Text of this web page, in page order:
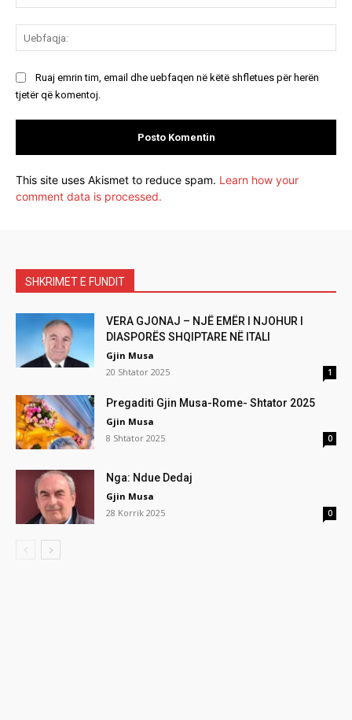
Ruaj emrin tim, email dhe uebfaqen në këtë shfletues për herën
tjetër që komentoj.
This site uses Akismet to reduce spam. Learn how your
comment data is processed.
SHKRIMET E FUNDIT
VERA GJONAJ – NJË EMËR I NJOHUR I
DIASPORËS SHQIPTARE NË ITALI
Gjin Musa
20 Shtator 2025
1
Pregaditi Gjin Musa-Rome- Shtator 2025
Gjin Musa
8 Shtator 2025
0
Nga: Ndue Dedaj
Gjin Musa
28 Korrik 2025
0